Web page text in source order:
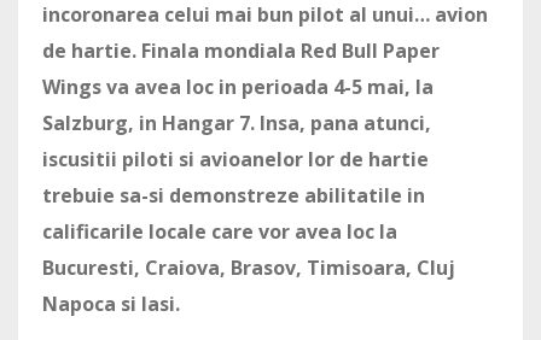
incoronarea celui mai bun pilot al unui… avion
de hartie. Finala mondiala Red Bull Paper
Wings va avea loc in perioada 4-5 mai, la
Salzburg, in Hangar 7. Insa, pana atunci,
iscusitii piloti si avioanelor lor de hartie
trebuie sa-si demonstreze abilitatile in
calificarile locale care vor avea loc la
Bucuresti, Craiova, Brasov, Timisoara, Cluj
Napoca si Iasi.